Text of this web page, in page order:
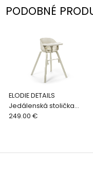
PODOBNÉ
ELODIE DETAILS
Jedálenská stolička
Grace, Vanilla White
249.00 €